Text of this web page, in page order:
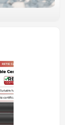
接太阳能组件